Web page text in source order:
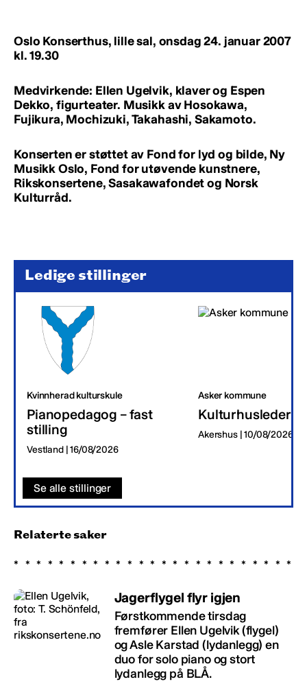
Oslo Konserthus, lille sal, onsdag 24. januar 2007
kl. 19.30
Medvirkende: Ellen Ugelvik, klaver og Espen
Dekko, figurteater. Musikk av Hosokawa,
Fujikura, Mochizuki, Takahashi, Sakamoto.
Konserten er støttet av Fond for lyd og bilde, Ny
Musikk Oslo, Fond for utøvende kunstnere,
Rikskonsertene, Sasakawafondet og Norsk
Kulturråd.
Ledige stillinger
Kvinnherad kulturskule
Pianopedagog – fast
stilling
Vestland | 16/08/2026
Asker kommune
Kulturhusleder
Akershus | 10/08/2026
Se alle stillinger
Relaterte saker
Jagerflygel flyr igjen
Førstkommende tirsdag
fremfører Ellen Ugelvik (flygel)
og Asle Karstad (lydanlegg) en
duo for solo piano og stort
lydanlegg på BLÅ.